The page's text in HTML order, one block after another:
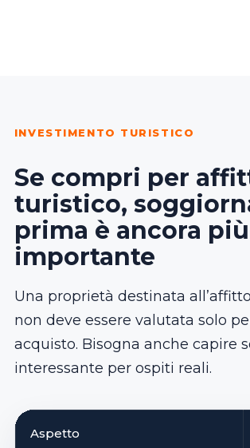
INVESTIMENTO TURISTICO
Se compri per
turistico,
prima è ancora più
importante
Una proprietà destinata
non deve essere valutata solo
acquisto. Bisogna anche capire
interessante per ospiti reali.
Aspetto